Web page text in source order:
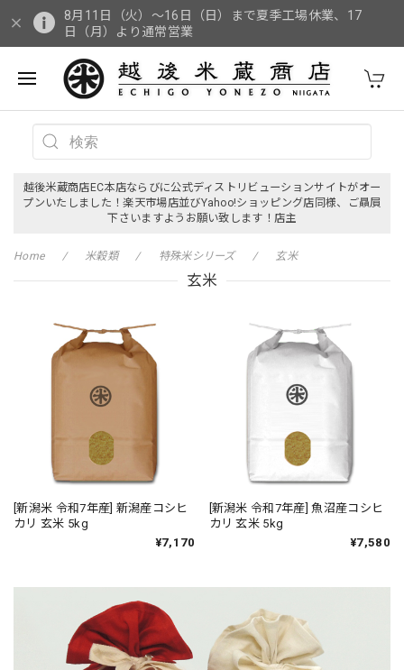
8月11日（火）～16日（日）まで夏季工場休業、17
日（月）より通常営業
越後米蔵商店EC本店ならびに公式ディストリビューションサイトがオー
プンいたしました！楽天市場店並びYahoo!ショッピング店同様、ご贔屓
下さいますようお願い致します！店主
Home 米穀類 特殊米シリーズ 玄米
玄米
[新潟米 令和7年産] 新潟産コシヒ
カリ 玄米 5kg
¥7,170
[新潟米 令和7年産] 魚沼産コシヒ
カリ 玄米 5kg
¥7,580